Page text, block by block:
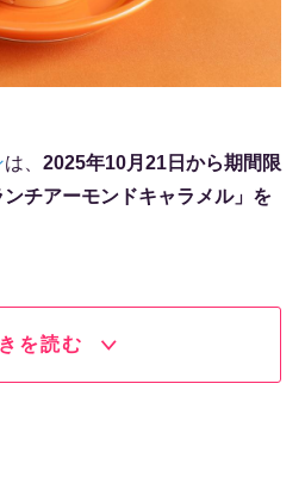
は、 2025年10月21日から期間限
チアーモンドキャラメル」を
を読む